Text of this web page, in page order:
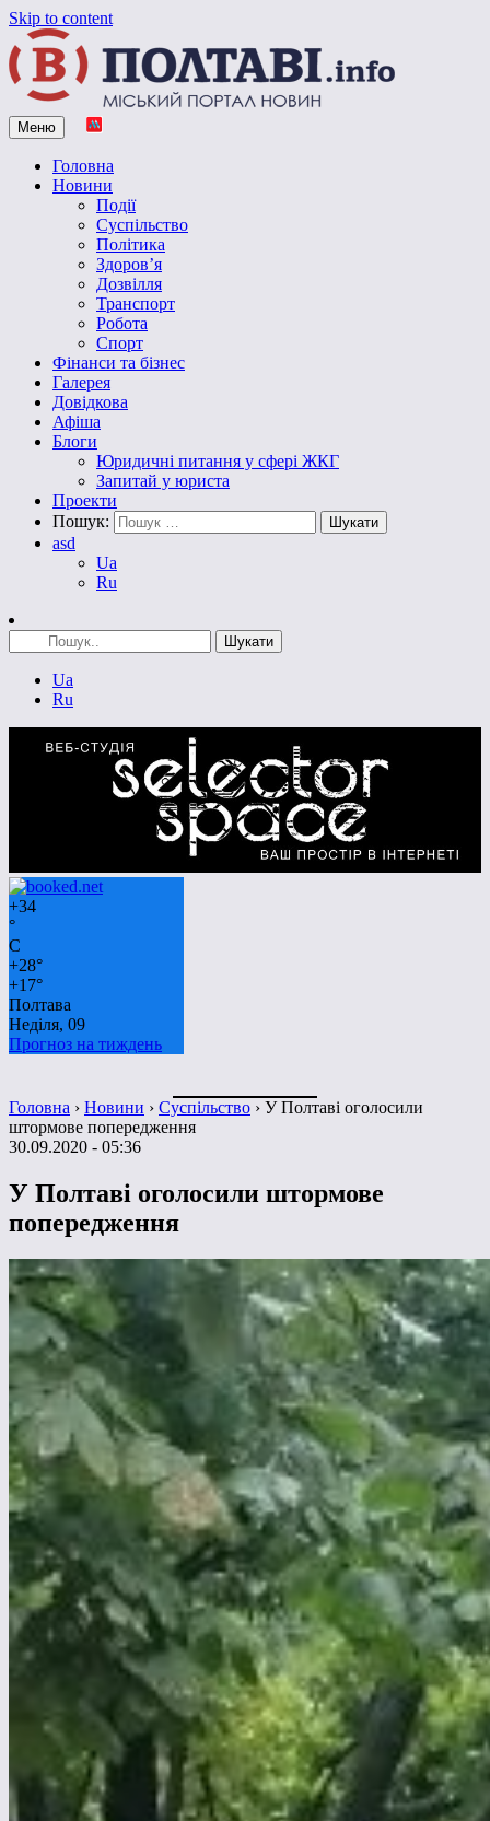
Skip to content
Vpoltave.info
Полтавський портал новин
Меню
Головна
Новини
Події
Суспільство
Політика
Здоров’я
Дозвілля
Транспорт
Робота
Спорт
Фінанси та бізнес
Галерея
Довідкова
Афіша
Блоги
Юридичні питання у сфері ЖКГ
Запитай у юриста
Проекти
Пошук:
asd
Ua
Ru
Ua
Ru
+34
°
C
+28°
+17°
Полтава
Неділя, 09
Прогноз на тиждень
Головна › Новини › Суспільство › У Полтаві оголосили
штормове попередження
30.09.2020 - 05:36
У Полтаві оголосили штормове
попередження